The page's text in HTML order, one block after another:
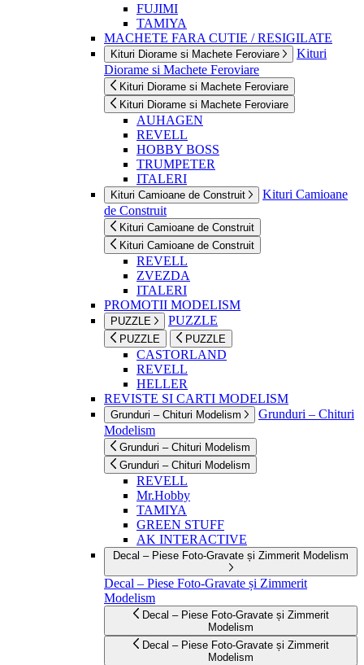
FUJIMI
TAMIYA
MACHETE FARA CUTIE / RESIGILATE
Kituri Diorame si Machete Feroviare
Kituri
Diorame si Machete Feroviare
Kituri Diorame si Machete Feroviare
Kituri Diorame si Machete Feroviare
AUHAGEN
REVELL
HOBBY BOSS
TRUMPETER
ITALERI
Kituri Camioane de Construit
Kituri Camioane
de Construit
Kituri Camioane de Construit
Kituri Camioane de Construit
REVELL
ZVEZDA
ITALERI
PROMOTII MODELISM
PUZZLE PUZZLE
PUZZLE PUZZLE
CASTORLAND
REVELL
HELLER
REVISTE SI CARTI MODELISM
Grunduri – Chituri Modelism
Grunduri – Chituri
Modelism
Grunduri – Chituri Modelism
Grunduri – Chituri Modelism
REVELL
Mr.Hobby
TAMIYA
GREEN STUFF
AK INTERACTIVE
Decal – Piese Foto-Gravate și Zimmerit Modelism
Decal – Piese Foto-Gravate și Zimmerit
Modelism
Decal – Piese Foto-Gravate și Zimmerit
Modelism
Decal – Piese Foto-Gravate și Zimmerit
Modelism